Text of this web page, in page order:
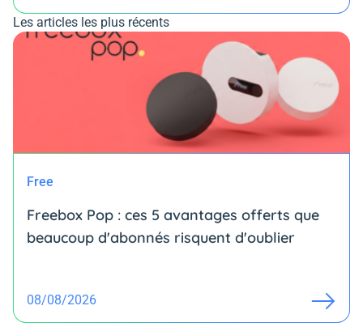
Les articles les plus récents
Free
Freebox Pop : ces 5 avantages offerts que
beaucoup d'abonnés risquent d'oublier
08/08/2026